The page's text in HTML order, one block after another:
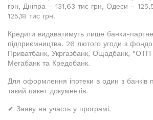
грн, Дніпра – 131,63 тис грн, Одеси –
125,18 тис грн.
Кредити видаватимуть лише банки-
підприємництва. 26 лютого угоди з
Приватбанк, Укргазбанк, Ощадбанк, "ОТП
Мегабанк та Кредобанк.
Для оформлення іпотеки в один з банків
такий пакет документів.
✔ Заяву на участь у програмі.